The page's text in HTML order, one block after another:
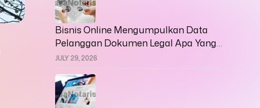
JULY 29, 2026
Bisnis Online Mengumpulkan Data
Pelanggan Dokumen Legal Apa Yang
Harus Disiapkan